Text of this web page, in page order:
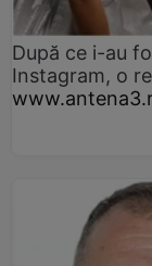
După ce i-au
Instagram, o